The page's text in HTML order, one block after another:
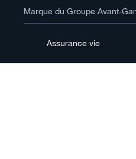
Marque du Groupe Avant-
Assurance vie